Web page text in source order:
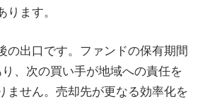
ります。
の出口です。ファンドの保有期間
、次の買い手が地域への責任を
ません。売却先が更なる効率化を